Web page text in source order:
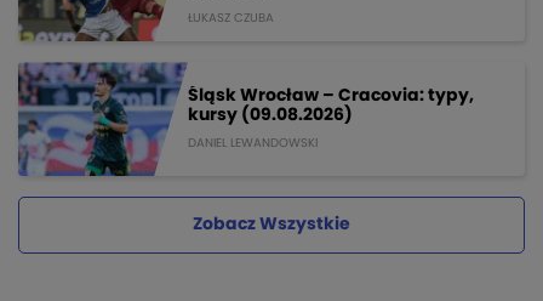
ŁUKASZ CZUBA
Śląsk Wrocław – Cracovia: typy,
kursy (09.08.2026)
DANIEL LEWANDOWSKI
Zobacz Wszystkie